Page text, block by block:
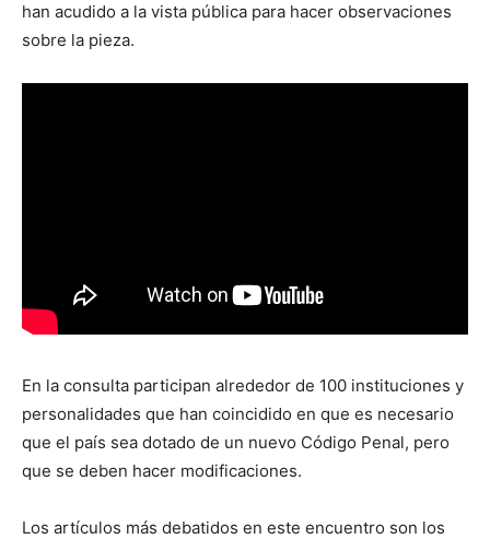
han acudido a la vista pública para hacer observaciones
sobre la pieza.
En la consulta participan alrededor de 100 instituciones y
personalidades que han coincidido en que es necesario
que el país sea dotado de un nuevo Código Penal, pero
que se deben hacer modificaciones.
Los artículos más debatidos en este encuentro son los